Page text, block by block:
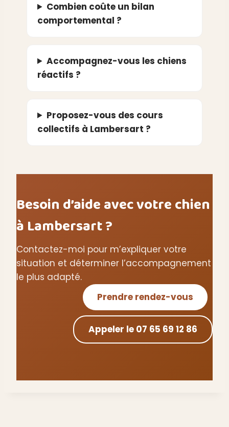
Combien coûte un bilan
comportemental ?
Accompagnez-vous les chiens
réactifs ?
Proposez-vous des cours
collectifs à Lambersart ?
Besoin d’aide avec votre chien
à Lambersart ?
Contactez-moi pour m’expliquer votre
situation et déterminer l’accompagnement
le plus adapté.
Prendre rendez-vous
Appeler le 07 65 69 12 86